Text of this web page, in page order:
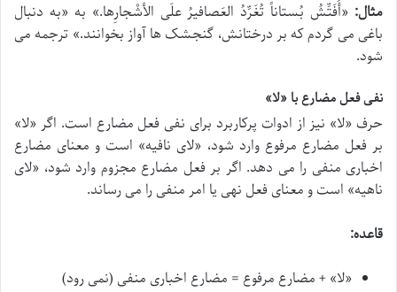
مثال: «أُفَتِّشُ بُستاناً تُغَرِّدُ العَصافیرُ علَی الأشْجارِها.» به «به دنبال
باغی می گردم که بر درختانش، گنجشک ها آواز بخوانند.» ترجمه می
شود.
نفی فعل مضارع با «لا»
حرف «لا» نیز از ادوات پرکاربرد برای نفی فعل مضارع است. اگر «لا»
بر فعل مضارع مرفوع وارد شود، «لای نافیه» است و معنای مضارع
اخباری منفی را می دهد. اگر بر فعل مضارع مجزوم وارد شود، «لای
ناهیه» است و معنای فعل نهی یا امر منفی را می رساند.
قاعده:
«لا» + مضارع مرفوع = مضارع اخباری منفی (نمی رود)